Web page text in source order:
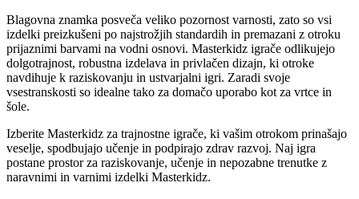
Blagovna znamka posveča veliko pozornost varnosti, zato so vsi
izdelki preizkušeni po najstrožjih standardih in premazani z otroku
prijaznimi barvami na vodni osnovi. Masterkidz igrače odlikujejo
dolgotrajnost, robustna izdelava in privlačen dizajn, ki otroke
navdihuje k raziskovanju in ustvarjalni igri. Zaradi svoje
vsestranskosti so idealne tako za domačo uporabo kot za vrtce in
šole.
Izberite Masterkidz za trajnostne igrače, ki vašim otrokom prinašajo
veselje, spodbujajo učenje in podpirajo zdrav razvoj. Naj igra
postane prostor za raziskovanje, učenje in nepozabne trenutke z
naravnimi in varnimi izdelki Masterkidz.